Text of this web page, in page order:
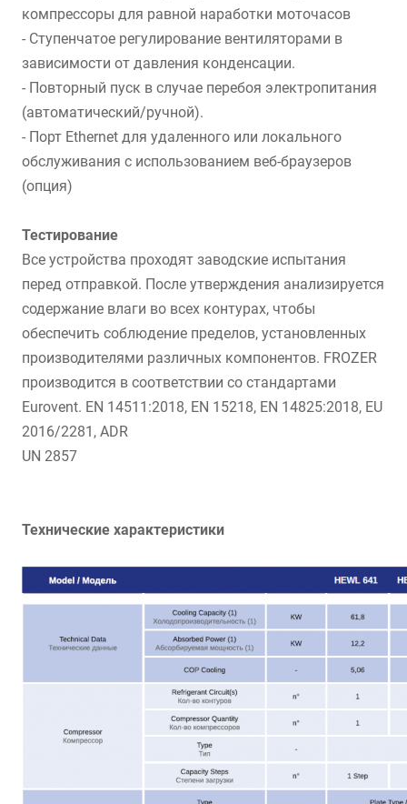
компрессоры для равной наработки моточасов
- Ступенчатое регулирование вентиляторами в
зависимости от давления конденсации.
- Повторный пуск в случае перебоя электропитания
(автоматический/ручной).
- Порт Ethernet для удаленного или локального
обслуживания с использованием веб-браузеров
(опция)
Тестирование
Все устройства проходят заводские испытания
перед отправкой. После утверждения анализируется
содержание влаги во всех контурах, чтобы
обеспечить соблюдение пределов, установленных
производителями различных компонентов. FROZER
производится в соответствии со стандартами
Eurovent. EN 14511:2018, EN 15218, EN 14825:2018, EU
2016/2281, ADR
UN 2857
Технические характеристики